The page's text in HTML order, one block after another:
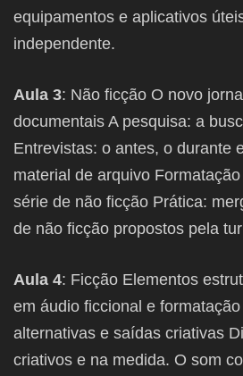
equipamentos e aplicativos
independente.
Aula 3: Não ficção O novo
documentais A pesquisa: a
Entrevistas: o antes, o durante
material de arquivo
série de não ficção Prática:
de não ficção propostos pela
Aula 4: Ficção Elementos
em áudio ficcional e
alternativas e saídas criativas
criativos e na medida. O som